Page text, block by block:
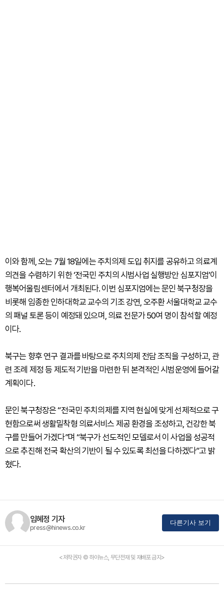
이와 함께, 오는 7월 18일에는 주치의제 도입 취지를 공유하고 의료계
의견을 수렴하기 위한 ‘전국민 주치의 시범사업 실행방안 심포지엄’이
행복어울림센터에서 개최된다. 이번 심포지엄에는 문인 북구청장을
비롯해 임종한 인하대학교 교수의 기조 강연, 오주환 서울대학교 교수
의 패널 토론 등이 예정돼 있으며, 의료 전문가 50여 명이 참석할 예정
이다.
북구는 향후 연구 결과를 바탕으로 주치의제 전담 조직을 구성하고, 관
련 조례 제정 등 제도적 기반을 마련한 뒤 본격적인 시범운영에 들어갈
계획이다.
문인 북구청장은 “전국민 주치의제를 지역 현실에 맞게 선제적으로 구
현함으로써 생활밀착형 의료서비스 제공 환경을 조성하고, 건강한 북
구를 만들어 가겠다”며 “북구가 선도적인 모델로서 이 사업을 성공적
으로 추진해 전국 확산의 기반이 될 수 있도록 최선을 다하겠다”고 밝
혔다.
임혜정 기자
press@hinews.co.kr
다른기사 보기
<저작권자 © 하이뉴스, 무단전재 및 재배포 금지>